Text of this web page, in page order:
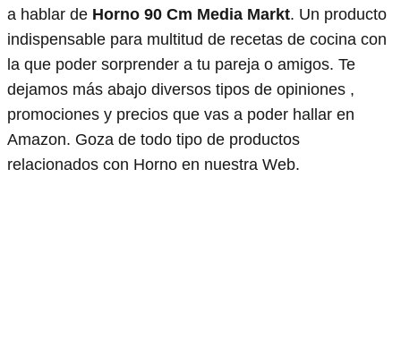
a hablar de Horno 90 Cm Media Markt. Un producto
indispensable para multitud de recetas de cocina con
la que poder sorprender a tu pareja o amigos. Te
dejamos más abajo diversos tipos de opiniones ,
promociones y precios que vas a poder hallar en
Amazon. Goza de todo tipo de productos
relacionados con Horno en nuestra Web.